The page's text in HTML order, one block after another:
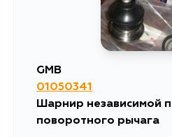
GMB
01050341
Шарнир независимой
поворотного рычага